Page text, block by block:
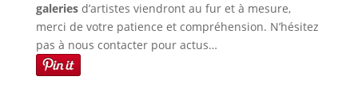
galeries d’artistes viendront au fur et à mesure,
merci de votre patience et compréhension. N’hésitez
pas à nous contacter pour actus…